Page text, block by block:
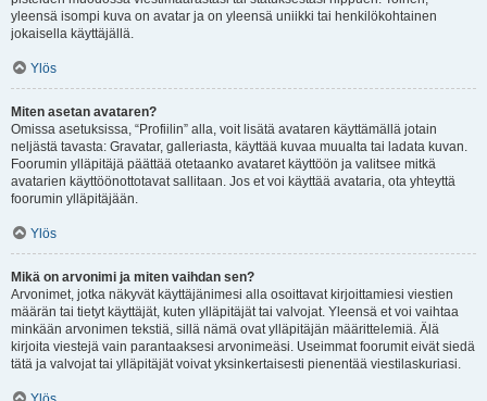
yleensä isompi kuva on avatar ja on yleensä uniikki tai henkilökohtainen
jokaisella käyttäjällä.
Ylös
Miten asetan avataren?
Omissa asetuksissa, “Profiilin” alla, voit lisätä avataren käyttämällä jotain
neljästä tavasta: Gravatar, galleriasta, käyttää kuvaa muualta tai ladata kuvan.
Foorumin ylläpitäjä päättää otetaanko avataret käyttöön ja valitsee mitkä
avatarien käyttöönottotavat sallitaan. Jos et voi käyttää avataria, ota yhteyttä
foorumin ylläpitäjään.
Ylös
Mikä on arvonimi ja miten vaihdan sen?
Arvonimet, jotka näkyvät käyttäjänimesi alla osoittavat kirjoittamiesi viestien
määrän tai tietyt käyttäjät, kuten ylläpitäjät tai valvojat. Yleensä et voi vaihtaa
minkään arvonimen tekstiä, sillä nämä ovat ylläpitäjän määrittelemiä. Älä
kirjoita viestejä vain parantaaksesi arvonimeäsi. Useimmat foorumit eivät siedä
tätä ja valvojat tai ylläpitäjät voivat yksinkertaisesti pienentää viestilaskuriasi.